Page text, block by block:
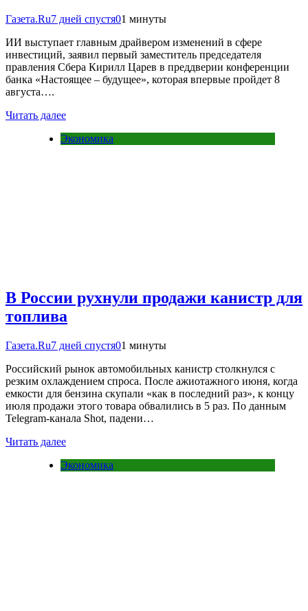
Газета.Ru7 дней спустя01 минуты
ИИ выступает главным драйвером изменений в сфере
инвестиций, заявил первый заместитель председателя
правления Сбера Кирилл Царев в преддверии конференции
банка «Настоящее – будущее», которая впервые пройдет 8
августа….
Читать далее
Экономика
В России рухнули продажи канистр для
топлива
Газета.Ru7 дней спустя01 минуты
Российский рынок автомобильных канистр столкнулся с
резким охлаждением спроса. После ажиотажного июня, когда
емкости для бензина скупали «как в последний раз», к концу
июля продажи этого товара обвалились в 5 раз. По данным
Telegram-канала Shot, падени…
Читать далее
Экономика